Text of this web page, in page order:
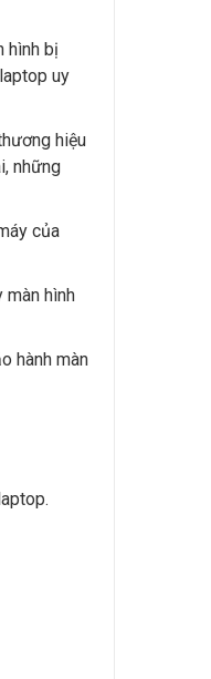
hình bị
uy
hiệu
những
của
màn hình
hành màn